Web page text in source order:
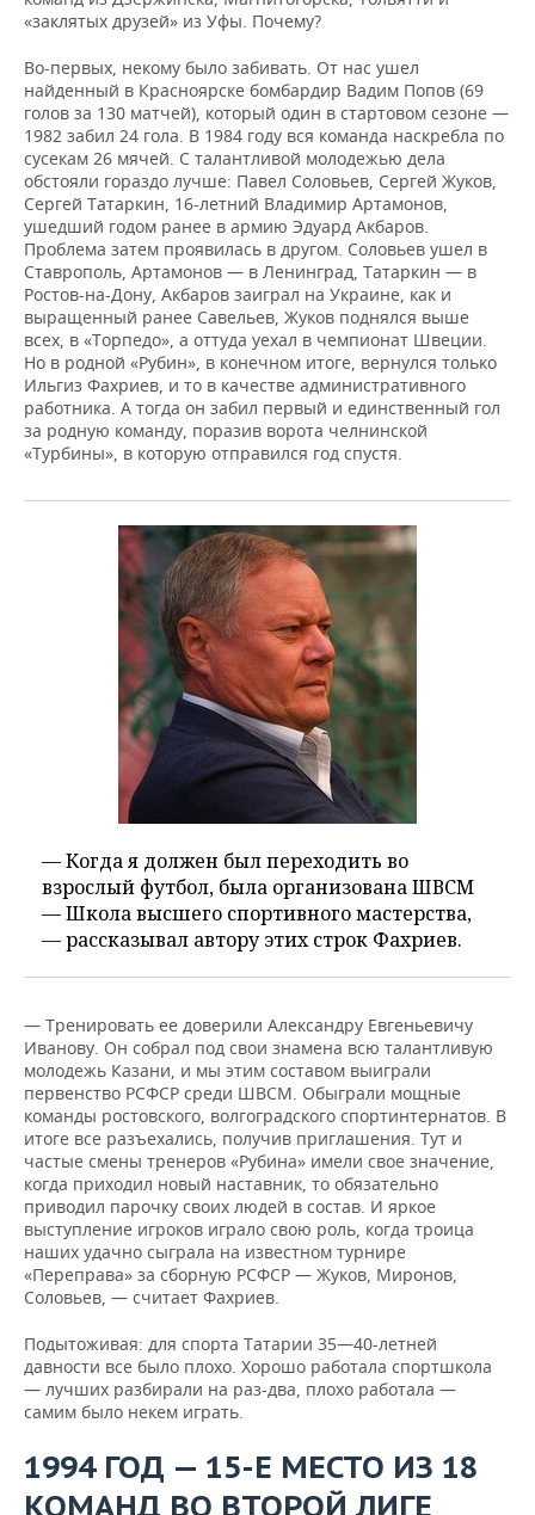
«заклятых друзей» из Уфы. Почему?
Во-первых, некому было забивать. От нас ушел
найденный в Красноярске бомбардир Вадим Попов (69
голов за 130 матчей), который один в стартовом сезоне —
1982 забил 24 гола. В 1984 году вся команда наскребла по
сусекам 26 мячей. С талантливой молодежью дела
обстояли гораздо лучше: Павел Соловьев, Сергей Жуков,
Сергей Татаркин, 16-летний Владимир Артамонов,
ушедший годом ранее в армию Эдуард Акбаров.
Проблема затем проявилась в другом. Соловьев ушел в
Ставрополь, Артамонов — в Ленинград, Татаркин — в
Ростов-на-Дону, Акбаров заиграл на Украине, как и
выращенный ранее Савельев, Жуков поднялся выше
всех, в «Торпедо», а оттуда уехал в чемпионат Швеции.
Но в родной «Рубин», в конечном итоге, вернулся только
Ильгиз Фахриев, и то в качестве административного
работника. А тогда он забил первый и единственный гол
за родную команду, поразив ворота челнинской
«Турбины», в которую отправился год спустя.
— Когда я должен был переходить во
взрослый футбол, была организована ШВСМ
— Школа высшего спортивного мастерства,
— рассказывал автору этих строк Фахриев.
— Тренировать ее доверили Александру Евгеньевичу
Иванову. Он собрал под свои знамена всю талантливую
молодежь Казани, и мы этим составом выиграли
первенство РСФСР среди ШВСМ. Обыграли мощные
команды ростовского, волгоградского спортинтернатов. В
итоге все разъехались, получив приглашения. Тут и
частые смены тренеров «Рубина» имели свое значение,
когда приходил новый наставник, то обязательно
приводил парочку своих людей в состав. И яркое
выступление игроков играло свою роль, когда троица
наших удачно сыграла на известном турнире
«Переправа» за сборную РСФСР — Жуков, Миронов,
Соловьев, — считает Фахриев.
Подытоживая: для спорта Татарии 35—40-летней
давности все было плохо. Хорошо работала спортшкола
— лучших разбирали на раз-два, плохо работала —
самим было некем играть.
1994 ГОД — 15-Е МЕСТО ИЗ 18
КОМАНД ВО ВТОРОЙ ЛИГЕ